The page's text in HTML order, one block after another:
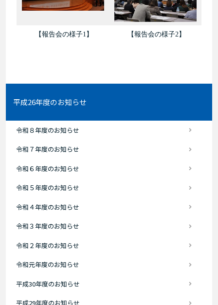
【報告会の様子1】 【報告会の様子2】
平成26年度のお知らせ
令和８年度のお知らせ
令和７年度のお知らせ
令和６年度のお知らせ
令和５年度のお知らせ
令和４年度のお知らせ
令和３年度のお知らせ
令和２年度のお知らせ
令和元年度のお知らせ
平成30年度のお知らせ
平成29年度のお知らせ